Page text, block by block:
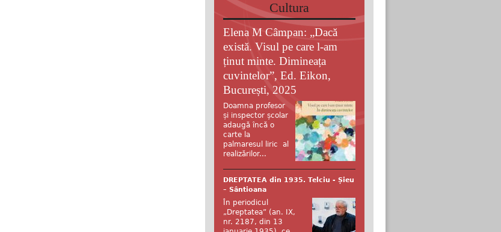
Cultura
Elena M Câmpan: „Dacă
există. Visul pe care l-am
ținut minte. Dimineața
cuvintelor”, Ed. Eikon,
București, 2025
Doamna profesor
și inspector școlar
adaugă încă o
carte la
palmaresul liric al
realizărilor...
DREPTATEA din 1935. Telciu - Șieu
– Sântioana
În periodicul
„Dreptatea” (an. IX,
nr. 2187, din 13